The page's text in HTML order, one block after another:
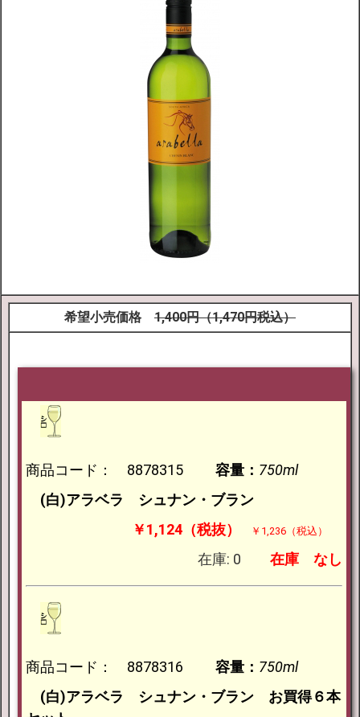
希望小売価格 1,400円（1,470円税込）
商品コード： 8878315 容量： 750ml
(白)アラベラ シュナン・ブラン
￥1,124（税抜）
￥1,236（税込）
在庫: 0 在庫 なし
商品コード： 8878316 容量： 750ml
(白)アラベラ シュナン・ブラン お買得６本